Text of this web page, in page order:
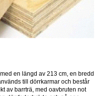
en längd av 213 cm, en bredd
till dörrkarmar och består
av barrträ, med oavbruten not